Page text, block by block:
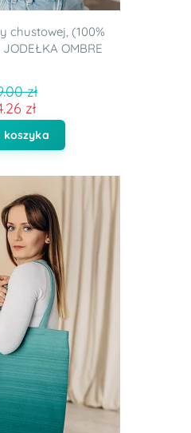
chustowej, (100%
OMBRE
zł
zł
koszyka